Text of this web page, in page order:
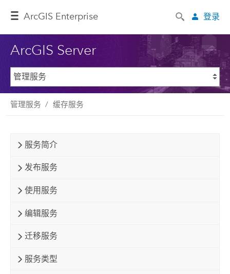
ArcGIS Enterprise 登录
ArcGIS Server
管理服务 缓存服务
服务简介
发布服务
使用服务
编辑服务
迁移服务
服务类型